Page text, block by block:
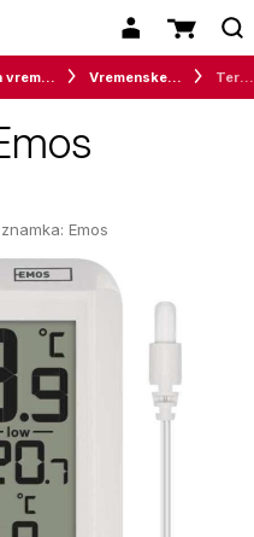
Ure in vremenske postaje Vremenske postaje
Emos